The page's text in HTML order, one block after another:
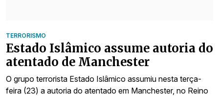
TERRORISMO
Estado Islâmico assume autoria do
atentado de Manchester
O grupo terrorista Estado Islâmico assumiu nesta terça-
feira (23) a autoria do atentado em Manchester, no Reino